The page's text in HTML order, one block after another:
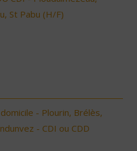
St Pabu (H/F)
- Plourin, Brélès,
- CDI ou CDD